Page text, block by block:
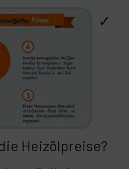
✓
Heizölpreise?